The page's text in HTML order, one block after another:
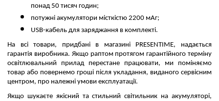
понад 50 тисяч годин;
потужні акумулятори місткістю 2200 мАг;
USB-кабель для заряджання в комплекті.
На всі товари, придбані в магазині PRESENTIME, надається
гарантія виробника. Якщо раптом протягом гарантійного терміну
освітлювальний прилад перестане працювати, ми поміняємо
товар або повернемо гроші після укладання, виданого сервісним
центром, про належні умови експлуатації.
Якщо шукаєте якісний та стильний світильник на акумуляторі,